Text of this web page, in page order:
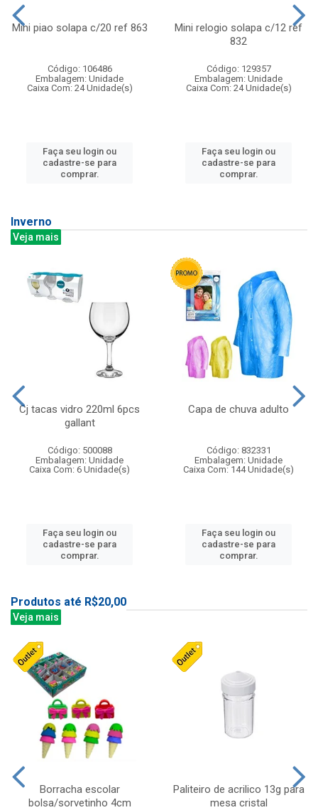
Mini piao solapa c/20 ref 863
Código: 106486
Embalagem: Unidade
Caixa Com: 24 Unidade(s)
Faça seu login ou
cadastre-se para
comprar.
Mini relogio solapa c/12 ref
832
Código: 129357
Embalagem: Unidade
Caixa Com: 24 Unidade(s)
Faça seu login ou
cadastre-se para
comprar.
Inverno
Veja mais
Cj tacas vidro 220ml 6pcs
gallant
Código: 500088
Embalagem: Unidade
Caixa Com: 6 Unidade(s)
Faça seu login ou
cadastre-se para
comprar.
Capa de chuva adulto
Código: 832331
Embalagem: Unidade
Caixa Com: 144 Unidade(s)
Faça seu login ou
cadastre-se para
comprar.
Produtos até R$20,00
Veja mais
Borracha escolar
bolsa/sorvetinho 4cm
Paliteiro de acrilico 13g para
mesa cristal